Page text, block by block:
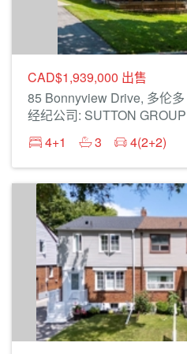
CAD$1,939,000 出售
85 Bonnyview Drive, 多伦多
4+1
3 4(2+2)